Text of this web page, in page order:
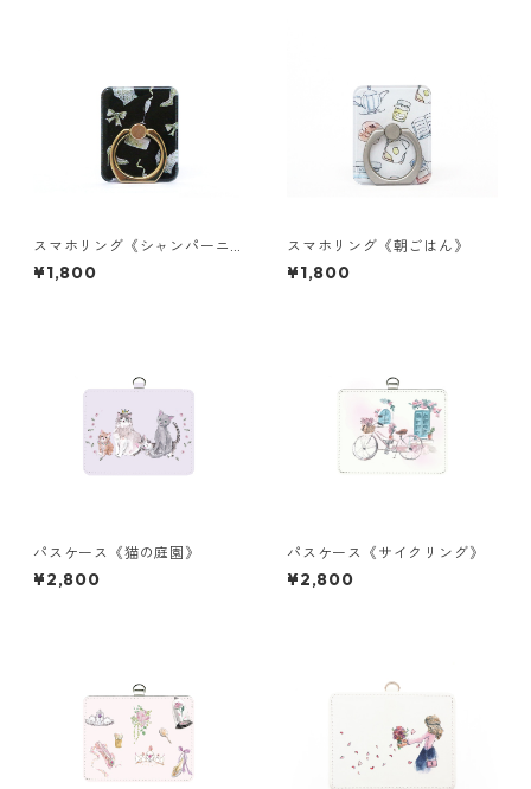
スマホリング《シャンパーニ
ュナイト》
¥1,800
スマホリング《朝ごはん》
¥1,800
パスケース《猫の庭園》
¥2,800
パスケース《サイクリング》
¥2,800